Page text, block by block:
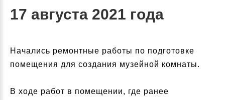
17 августа 2021 года
Начались ремонтные работы по подготовке
помещения для создания музейной комнаты.
В ходе работ в помещении, где ранее